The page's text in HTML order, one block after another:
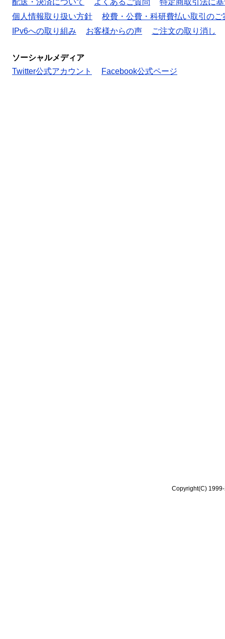
個人情報取り扱い方針
校費・公費・科研費払い取引のご
IPv6への取り組み
お客様からの声 ご注文の取り消し
ソーシャルメディア
Twitter公式アカウント
Facebook公式ページ
Copyright(C)